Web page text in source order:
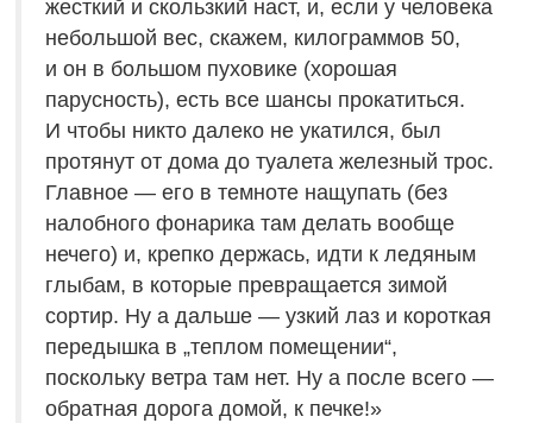
жесткий и скользкий наст, и, если у человека
небольшой вес, скажем, килограммов 50,
и он в большом пуховике (хорошая
парусность), есть все шансы прокатиться.
И чтобы никто далеко не укатился, был
протянут от дома до туалета железный трос.
Главное — его в темноте нащупать (без
налобного фонарика там делать вообще
нечего) и, крепко держась, идти к ледяным
глыбам, в которые превращается зимой
сортир. Ну а дальше — узкий лаз и короткая
передышка в „теплом помещении“,
поскольку ветра там нет. Ну а после всего —
обратная дорога домой, к печке!»